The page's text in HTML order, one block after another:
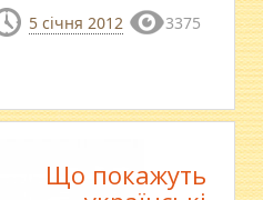
5 січня 2012 3375
Що покажуть